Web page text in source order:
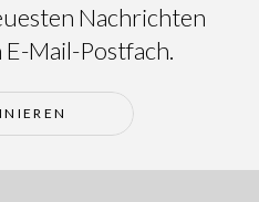
Nachrichten
Mail-Postfach.